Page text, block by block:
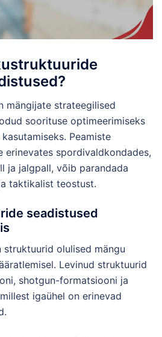
mängijate strateegilised
soorituse optimeerimiseks
Peamiste
erinevates spordivaldkondades,
ja jalgpall, võib parandada
taktikalist teostust.
seadistused
olulised mängu
Levinud struktuurid
shotgun-formatsiooni ja
igaühel on erinevad